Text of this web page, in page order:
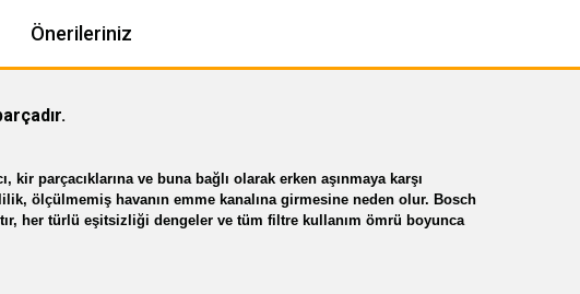
Önerileriniz
parçacıklarına ve buna bağlı olarak erken aşınmaya karşı
ölçülmemiş havanın emme kanalına girmesine neden olur. Bosch
her türlü eşitsizliği dengeler ve tüm filtre kullanım ömrü boyunca